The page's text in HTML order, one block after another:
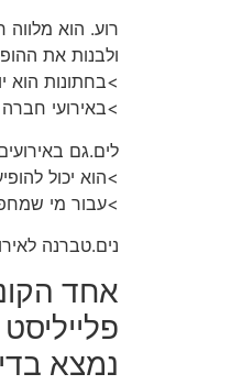
ולבנות את
>בחתונות הוא
>באירועי
לים.גם
>הוא יכול
>עבור מי
נים.טברנה
אחד
נמצא